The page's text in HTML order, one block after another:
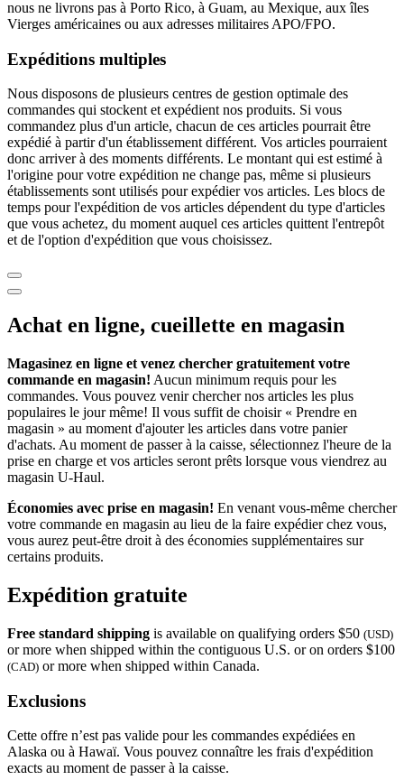
nous ne livrons pas à Porto Rico, à Guam, au Mexique, aux îles
Vierges américaines ou aux adresses militaires APO/FPO.
Expéditions multiples
Nous disposons de plusieurs centres de gestion optimale des
commandes qui stockent et expédient nos produits. Si vous
commandez plus d'un article, chacun de ces articles pourrait être
expédié à partir d'un établissement différent. Vos articles pourraient
donc arriver à des moments différents. Le montant qui est estimé à
l'origine pour votre expédition ne change pas, même si plusieurs
établissements sont utilisés pour expédier vos articles. Les blocs de
temps pour l'expédition de vos articles dépendent du type d'articles
que vous achetez, du moment auquel ces articles quittent l'entrepôt
et de l'option d'expédition que vous choisissez.
Achat en ligne, cueillette en magasin
Magasinez en ligne et venez chercher gratuitement votre
commande en magasin! Aucun minimum requis pour les
commandes. Vous pouvez venir chercher nos articles les plus
populaires le jour même! Il vous suffit de choisir « Prendre en
magasin » au moment d'ajouter les articles dans votre panier
d'achats. Au moment de passer à la caisse, sélectionnez l'heure de la
prise en charge et vos articles seront prêts lorsque vous viendrez au
magasin U-Haul.
Économies avec prise en magasin! En venant vous-même chercher
votre commande en magasin au lieu de la faire expédier chez vous,
vous aurez peut-être droit à des économies supplémentaires sur
certains produits.
Expédition gratuite
Free standard shipping is available on qualifying orders $50 (USD)
or more when shipped within the contiguous U.S. or on orders $100
(CAD) or more when shipped within Canada.
Exclusions
Cette offre n’est pas valide pour les commandes expédiées en
Alaska ou à Hawaï. Vous pouvez connaître les frais d'expédition
exacts au moment de passer à la caisse.